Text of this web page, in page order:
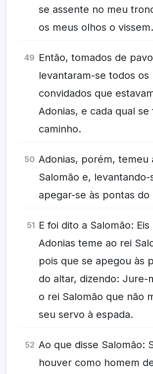
se assente no meu
os meus olhos o
49 Então, tomados de
levantaram-se todos os
convidados que
Adonias, e cada qual se
caminho.
50 Adonias, porém, temeu
Salomão e, levantando-
apegar-se às pontas
51 E foi dito a Salomão: Eis
Adonias teme ao rei
pois que se apegou às
do altar, dizendo: Jure-
o rei Salomão que não
seu servo à espada.
52 Ao que disse Salomão:
houver como homem